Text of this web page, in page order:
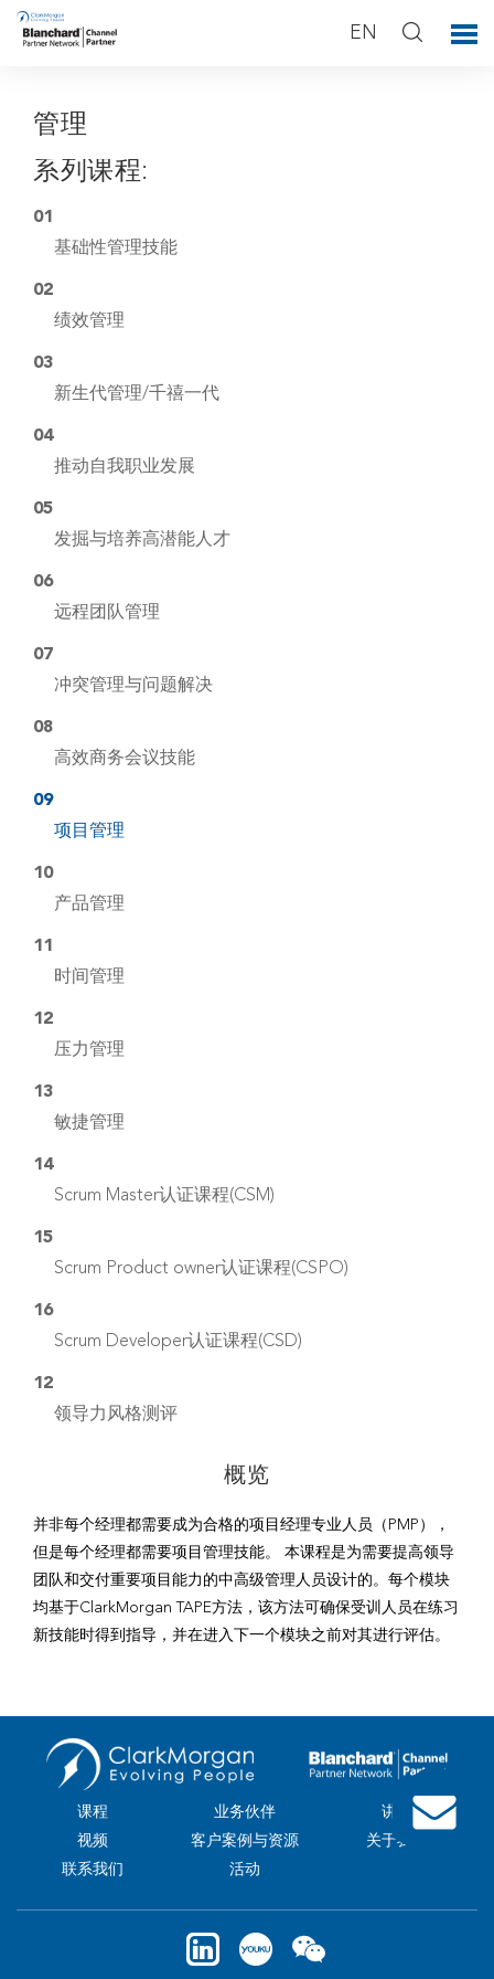
EN
管理
系列课程:
01
基础性管理技能
02
绩效管理
03
新生代管理/千禧一代
04
推动自我职业发展
05
发掘与培养高潜能人才
06
远程团队管理
07
冲突管理与问题解决
08
高效商务会议技能
09
项目管理
10
产品管理
11
时间管理
12
压力管理
13
敏捷管理
14
Scrum Master认证课程(CSM)
15
Scrum Product owner认证课程(CSPO)
16
Scrum Developer认证课程(CSD)
12
领导力风格测评
概览
并非每个经理都需要成为合格的项目经理专业人员（PMP），
但是每个经理都需要项目管理技能。 本课程是为需要提高领导
团队和交付重要项目能力的中高级管理人员设计的。每个模块
均基于ClarkMorgan TAPE方法，该方法可确保受训人员在练习
新技能时得到指导，并在进入下一个模块之前对其进行评估。
课程 业务伙伴
讲师
视频
客户案例与资源
关于我们
联系我们
活动